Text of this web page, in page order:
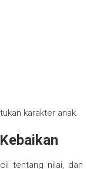
karakter anak.
tentang nilai, dan